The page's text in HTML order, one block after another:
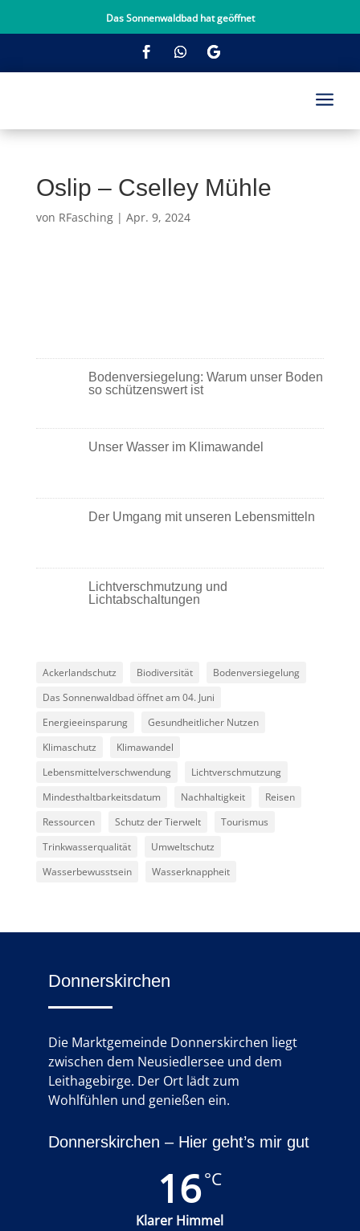
Das Sonnenwaldbad hat geöffnet
a
Oslip – Cselley Mühle
von RFasching| Apr. 9, 2024
Bodenversiegelung: Warum unser Boden
so schützenswert ist
Unser Wasser im Klimawandel
Der Umgang mit unseren Lebensmitteln
Lichtverschmutzung und
Lichtabschaltungen
Ackerlandschutz Biodiversität
Bodenversiegelung
Das Sonnenwaldbad öffnet am 04. Juni
Energieeinsparung
Gesundheitlicher Nutzen
Klimaschutz
Klimawandel
Lebensmittelverschwendung
Lichtverschmutzung
Mindesthaltbarkeitsdatum
Nachhaltigkeit
Reisen
Ressourcen
Schutz der Tierwelt
Tourismus
Trinkwasserqualität
Umweltschutz
Wasserbewusstsein
Wasserknappheit
Donnerskirchen
Die Marktgemeinde Donnerskirchen liegt
zwischen dem Neusiedlersee und dem
Leithagebirge. Der Ort lädt zum
Wohlfühlen und genießen ein.
Donnerskirchen – Hier geht’s mir gut
16°C
Klarer Himmel